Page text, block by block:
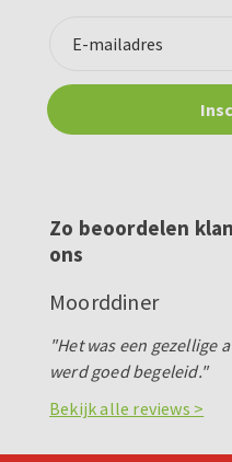
Zo beoordelen
ons
Moorddiner
"Het was een gezellige
werd goed begeleid."
Bekijk alle reviews >